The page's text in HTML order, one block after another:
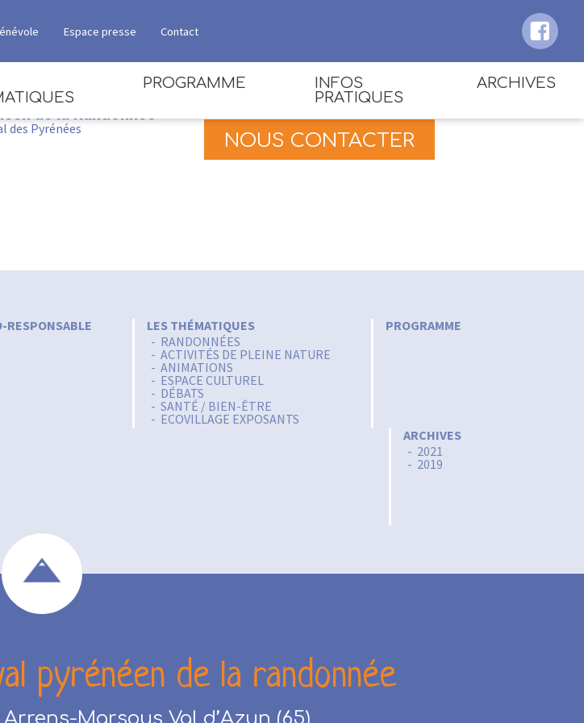
Espace presse Contact
BIEN-ÊTRE
PROGRAMME
INFOS
PRATIQUES
ACCÈS ET PLAN DU
FESTIVAL
CONTACT
ARCHIVES
2021
de la Randonnée
des Pyrénées
NOUS CONTACTER
RESPONSABLE
LES THÉMATIQUES
RANDONNÉES
ACTIVITÉS DE PLEINE NATURE
ANIMATIONS
ESPACE CULTUREL
DÉBATS
SANTÉ / BIEN-ÊTRE
ECOVILLAGE EXPOSANTS
PROGRAMME
ARCHIVES
2021
2019
pyrénéen de la randonnée
Marsous Val d’Azun (65)